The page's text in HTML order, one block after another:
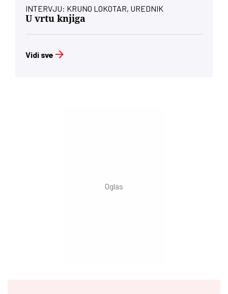
INTERVJU: KRUNO LOKOTAR, UREDNIK
U vrtu knjiga
Vidi sve